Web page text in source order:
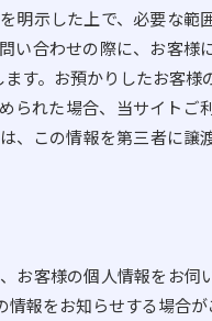
明示した上で、必要な範
い合わせの際に、お客様
す。お預かりしたお客様
られた場合、当サイトご
、この情報を第三者に譲
お客様の個人情報をお伺
報をお知らせする場合